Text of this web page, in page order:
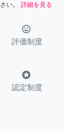
い。
詳細を見る
tag_faces
評価制度
stars
認定制度